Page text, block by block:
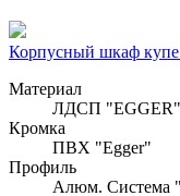
Корпусный шкаф купе
Материал
ЛДСП "EGGER"
Кромка
ПВХ "Egger"
Профиль
Алюм. Система